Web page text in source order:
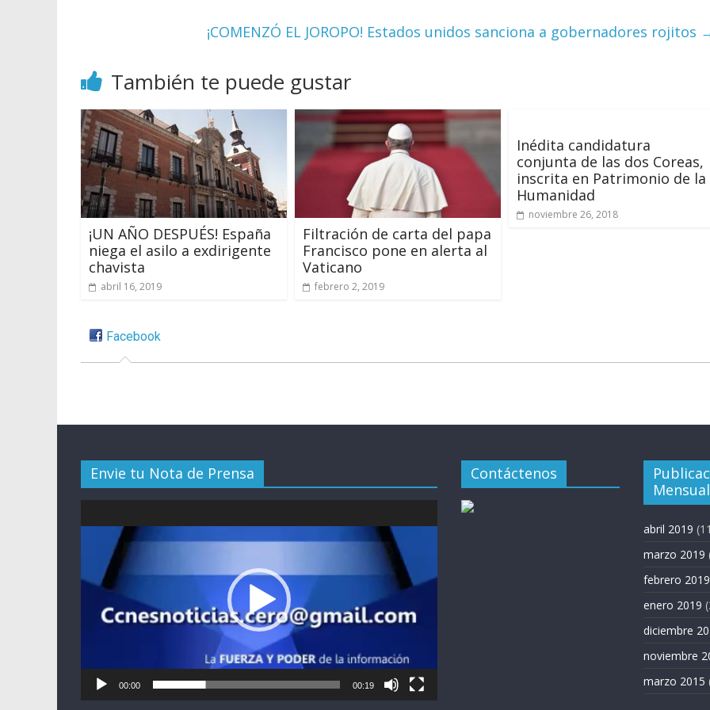
¡COMENZÓ EL JOROPO! Estados unidos sanciona a gobernadores rojitos
También te puede gustar
¡UN AÑO DESPUÉS! España
niega el asilo a exdirigente
chavista
abril 16, 2019
Filtración de carta del papa
Francisco pone en alerta al
Vaticano
febrero 2, 2019
Inédita candidatura
conjunta de las dos Coreas,
inscrita en Patrimonio de la
Humanidad
noviembre 26, 2018
Facebook
Envie tu Nota de Prensa
00:00 00:19
Contáctenos
abril 2019
marzo 2019
febrero 2019
enero 2019
diciembre
noviembre
marzo 2015